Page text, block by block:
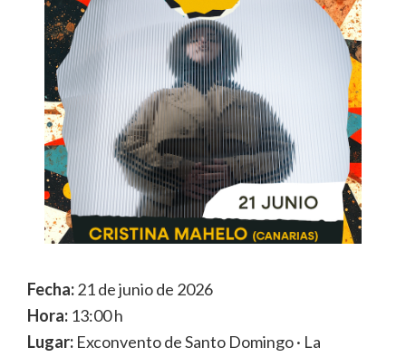
Fecha:21 de junio de 2026
Hora: 13:00 h
Lugar: Exconvento de Santo Domingo · La